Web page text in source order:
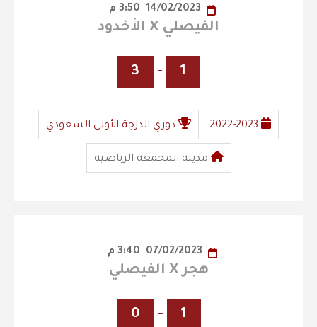
الفيصلي X الأخدود
1
-
3
2022-2023 دوري الدرجة الأولى السعودي
مدينة المجمعة الرياضية
هجر X الفيصلي
1
-
0